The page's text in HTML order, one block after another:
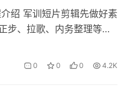
绍 军训短片剪辑先做好素
步、拉歌、内务整理等镜
0 0 0 4.2K